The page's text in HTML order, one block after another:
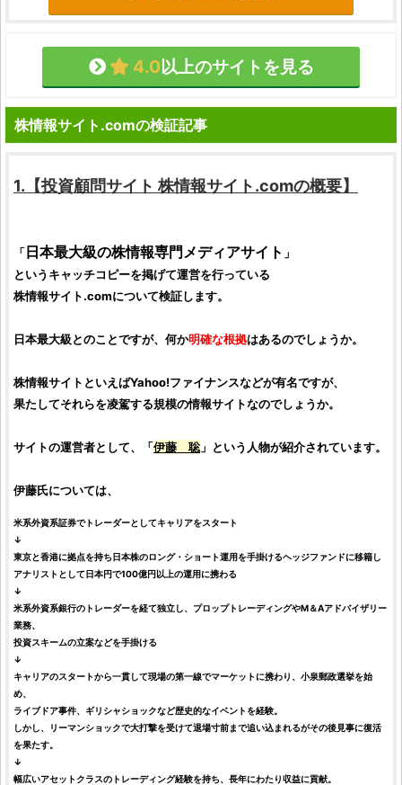
4.0以上のサイトを見る
株情報サイト.comの検証記事
1.【投資顧問サイト 株情報サイト.comの概要】
「日本最大級の株情報専門メディアサイト 」
というキャッチコピーを掲げて運営を行っている
株情報サイト.comについて検証します。
日本最大級とのことですが、何か明確な根拠はあるのでしょうか。
株情報サイト といえばYahoo!ファイナンスなどが有名ですが、
果たしてそれらを凌駕する規模の情報サイトなのでしょうか。
サイトの運営者として、「伊藤 聡」という人物が紹介されています。
伊藤氏については、
米系外資系証券でトレーダーとしてキャリアをスタート
↓
東京と香港に拠点を持ち日本株のロング・ショート運用を手掛けるヘッジファンドに移籍し
アナリスト として日本円で100億円以上の運用に携わる
↓
米系外資系銀行のトレーダーを経て独立し、プロップトレーディングやM＆Aアドバイザリー
業務、
投資スキームの立案などを手掛ける
↓
キャリアのスタートから一貫して現場の第一線でマーケットに携わり、小泉郵政選挙を始
め、
ライブドア事件、ギリシャショックなど歴史的なイベントを経験。
しかし、リーマンショックで大打撃を受けて退場寸前まで追い込まれるがその後見事に復活
を果たす。
↓
幅広いアセットクラスのトレーディング経験を持ち、長年にわたり収益に貢献。